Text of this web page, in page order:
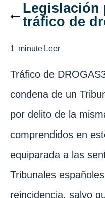
Legislación
tráfico de
1 minute Leer
Tráfico de
condena de un
por delito de la
comprendidos en
equiparada a las
Tribunales
reincidencia, salvo